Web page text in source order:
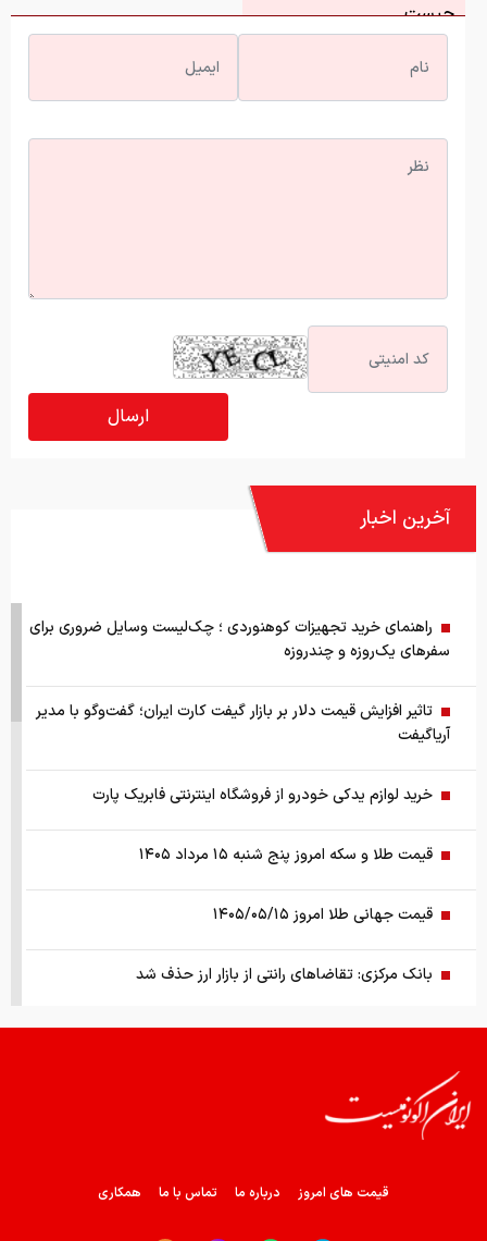
چیست
آخرین اخبار
راهنمای خرید تجهیزات کوهنوردی ؛ چک‌لیست وسایل ضروری برای
سفرهای یک‌روزه و چندروزه
تاثیر افزایش قیمت دلار بر بازار گیفت کارت ایران؛ گفت‌وگو با مدیر
آریاگیفت
خرید لوازم یدکی خودرو از فروشگاه اینترنتی فابریک پارت
قیمت طلا و سکه امروز پنج شنبه ۱۵ مرداد ۱۴۰۵
قیمت جهانی طلا امروز ۱۴۰۵/۰۵/۱۵
بانک مرکزی: تقاضا‌های رانتی از بازار ارز حذف شد
کالابرگ سه دهک مشمول شارژ شد
هشدار تخلیه برای ساکنان شهرک المنصوری/ ارتش اسرائیل: با
تمام قدرت علیه حزب الله اقدام خواهیم کرد
قیمت های امروز درباره ما تماس با ما همکاری